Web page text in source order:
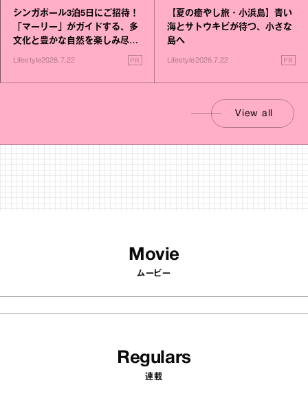
シンガポール3泊5日にご招待！
「マーリー」がガイドする、多
文化と豊かな自然を楽しみ尽く
Lifestyle2026.7.22 PR
【夏の癒やし旅・小浜島】青い
海とサトウキビが待つ、小さな
島へ
Lifestyle2026.7.22 PR
View all
Movie
ムービー
Regulars
連載